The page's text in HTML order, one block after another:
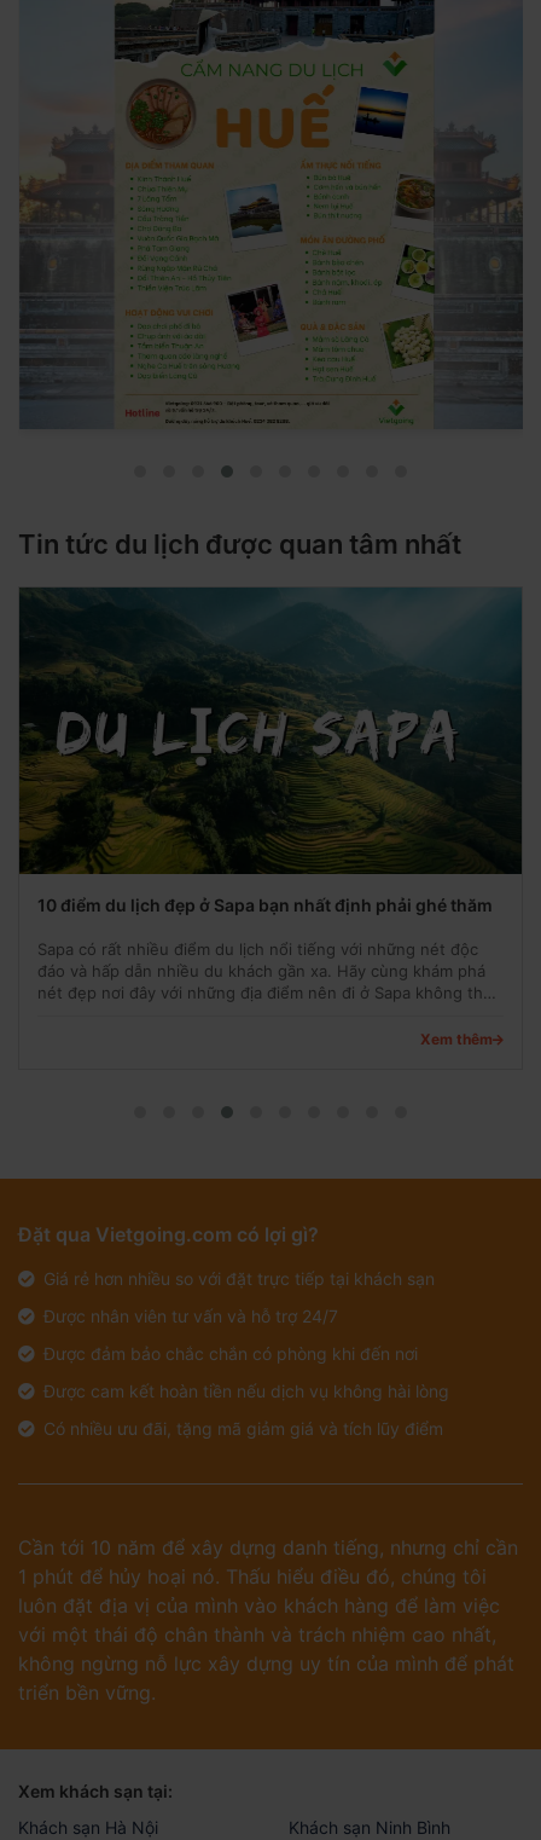
Tin tức du lịch được quan tâm nhất
10 điểm du lịch đẹp ở Sapa bạn nhất định phải ghé thăm
Sapa có rất nhiều điểm du lịch nổi tiếng với những nét độc
đáo và hấp dẫn nhiều du khách gần xa. Hãy cùng khám phá
nét đẹp nơi đây với những địa điểm nên đi ở Sapa không thể
Xem thêm
Đặt qua Vietgoing.com có lợi gì?
Giá rẻ hơn nhiều so với đặt trực tiếp tại khách sạn
Được nhân viên tư vấn và hỗ trợ 24/7
Được đảm bảo chắc chắn có phòng khi đến nơi
Được cam kết hoàn tiền nếu dịch vụ không hài lòng
Có nhiều ưu đãi, tặng mã giảm giá và tích lũy điểm
Cần tới 10 năm để xây dựng danh tiếng, nhưng chỉ cần
1 phút để hủy hoại nó. Thấu hiểu điều đó, chúng tôi
luôn đặt địa vị của mình vào khách hàng để làm việc
với một thái độ chân thành và trách nhiệm cao nhất,
không ngừng nỗ lực xây dựng uy tín của mình để phát
triển bền vững.
Xem khách sạn tại:
Khách sạn Hà Nội
Khách sạn Ninh Bình